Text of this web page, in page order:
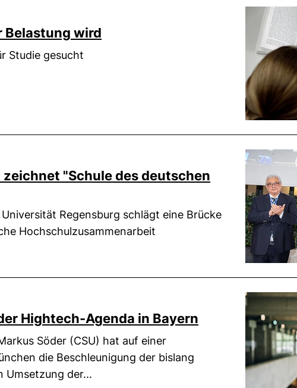
Belastung wird
Studie gesucht
"Schule des deutschen
Regensburg schlägt eine Brücke
Hochschulzusammenarbeit
Hightech-Agenda in Bayern
Söder (CSU) hat auf einer
die Beschleunigung der bislang
Umsetzung der...